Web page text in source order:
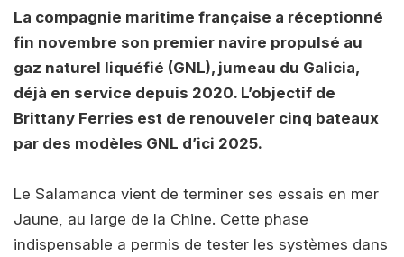
La compagnie maritime française a réceptionné
fin novembre son premier navire propulsé au
gaz naturel liquéfié (GNL), jumeau du Galicia,
déjà en service depuis 2020. L’objectif de
Brittany Ferries est de renouveler cinq bateaux
par des modèles GNL d’ici 2025.
Le Salamanca vient de terminer ses essais en mer
Jaune, au large de la Chine. Cette phase
indispensable a permis de tester les systèmes dans